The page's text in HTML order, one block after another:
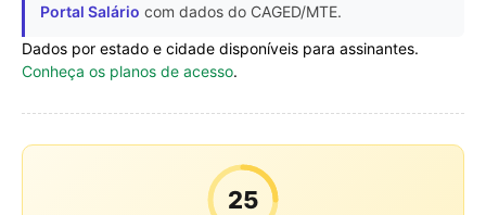
Portal Salário com dados do CAGED/MTE.
Dados por estado e cidade disponíveis para assinantes.
Conheça os planos de acesso.
25